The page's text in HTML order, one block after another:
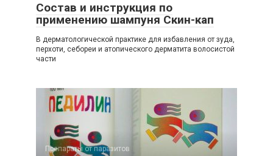
Состав и инструкция по
применению шампуня Скин-кап
В дерматологической практике для избавления от зуда,
перхоти, себореи и атопического дерматита волосистой
части
Препараты от паразитов